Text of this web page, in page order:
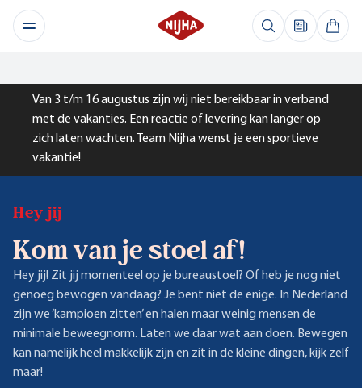
Van 3 t/m 16 augustus zijn wij niet bereikbaar in verband
met de vakanties. Een reactie of levering kan langer op
zich laten wachten. Team Nijha wenst je een sportieve
vakantie!
Hey jij
Kom van je stoel af!
Hey jij! Zit jij momenteel op je bureaustoel? Of heb je nog niet
genoeg bewogen vandaag? Je bent niet de enige. In Nederland
zijn we ‘kampioen zitten’ en halen maar weinig mensen de
minimale beweegnorm. Laten we daar wat aan doen. Bewegen
kan namelijk heel makkelijk zijn en zit in de kleine dingen, kijk zelf
maar!